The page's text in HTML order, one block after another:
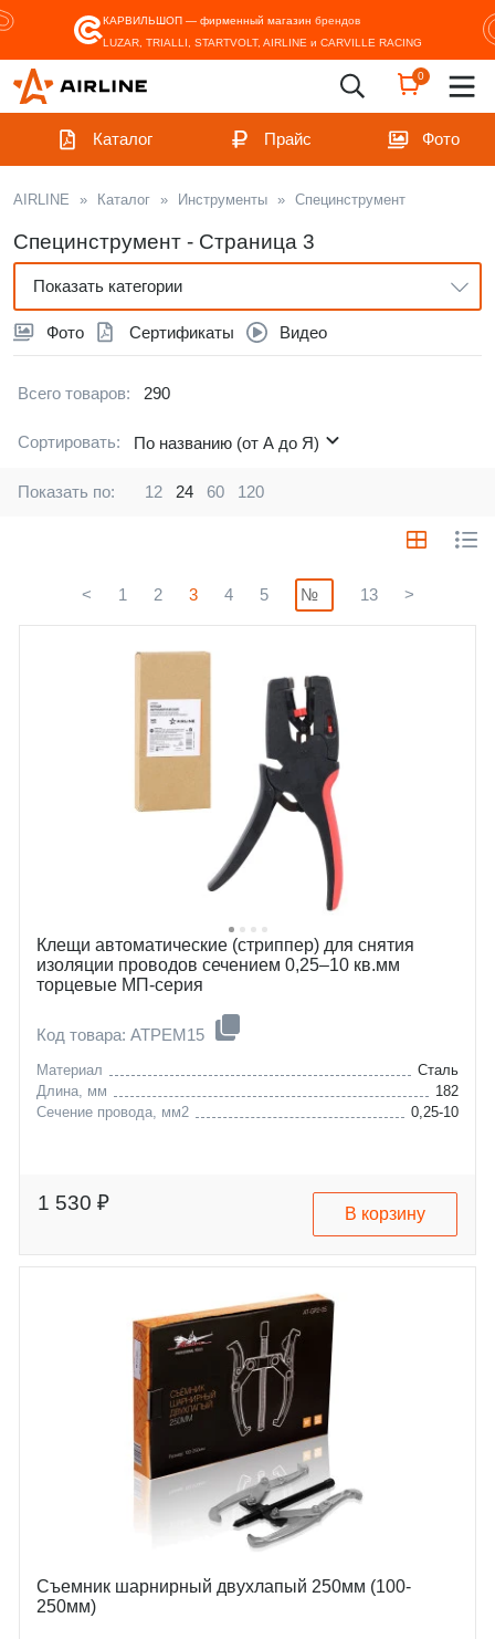
КАРВИЛЬШОП — фирменный магазин брендов
LUZAR, TRIALLI, STARTVOLT, AIRLINE и CARVILLE RACING
0
Каталог Прайс Фото
AIRLINE » Каталог » Инструменты » Специнструмент
Специнструмент - Страница 3
Фото Сертификаты Видео
Показать категории
Всего товаров: 290
Сортировать: По названию (от А до Я)
Показать по: 12 24 60 120
< 1 2 3 4 5 13 >
Клещи автоматические (стриппер) для снятия
изоляции проводов сечением 0,25–10 кв.мм
торцевые МП-серия
Код товара: ATPEM15
Материал
Сталь
Длина, мм
182
Сечение провода, мм2
0,25-10
1 530 ₽ В корзину
Съемник шарнирный двухлапый 250мм (100-
250мм)